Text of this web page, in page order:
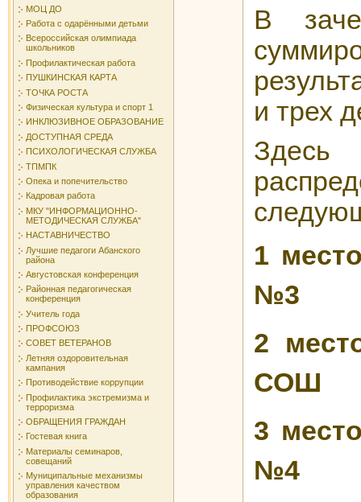
МОЦ ДО
Работа с одарёнными детьми
Всероссийская олимпиада
школьников
Профилактическая работа
ПУШКИНСКАЯ КАРТА
ТОЧКА РОСТА
Физическая культура и спорт 1
ИНКЛЮЗИВНОЕ ОБРАЗОВАНИЕ
ДОСТУПНАЯ СРЕДА
ПСИХОЛОГИЧЕСКАЯ СЛУЖБА
ТПМПК
Опека и попечительство
Кадровая работа
МКУ "ИНФОРМАЦИОННО-
МЕТОДИЧЕСКАЯ СЛУЖБА"
НАСТАВНИЧЕСТВО
Лучшие педагоги Абанского
района
Августовская конференция
Районная педагогическая
конференция
Учитель года
ПРОФСОЮЗ
СОВЕТ ВЕТЕРАНОВ
Летняя оздоровительная
кампания
Противодействие коррупции
Профилактика экстремизма и
терроризма
ОБРАЩЕНИЯ ГРАЖДАН
Гостевая книга
Материалы семинаров,
совещаний
Муниципальные механизмы
управления качеством
образования
В
и трех
1
№3 -
2
СОШ
3
№4